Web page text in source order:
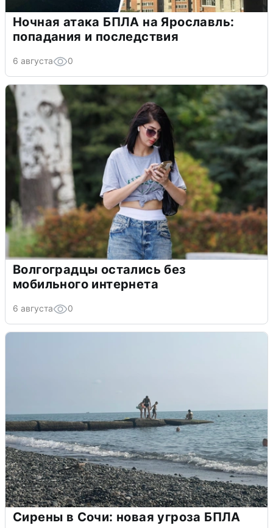
Ночная атака БПЛА на Ярославль:
попадания и последствия
6 августа 0
Волгоградцы остались без
мобильного интернета
6 августа 0
Сирены в Сочи: новая угроза БПЛА